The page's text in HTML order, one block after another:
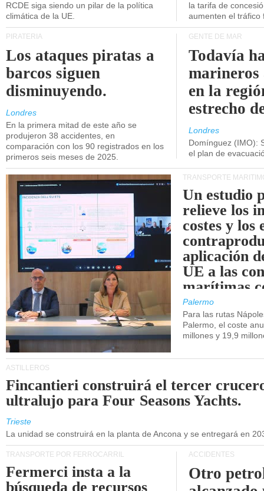
RCDE siga siendo un pilar de la política
climática de la UE.
la tarifa de
aumenten el tráfico
PIRATERÍA
Los ataques piratas a
barcos siguen
disminuyendo.
Londres
En la primera mitad de este año se
produjeron 38 accidentes, en
comparación con los 90 registrados en los
primeros seis meses de 2025.
GENTE DE MAR
Todavía
marineros
en la
estrecho
Londres
Domínguez (IMO):
el plan de
TRANSPORTE
Un estudio
relieve los
costes y los
aplicación
UE a las
marítimas
de Sicilia.
Palermo
Para las rutas
Palermo, el coste
millones y 19,9
ASTILLEROS
Fincantieri construirá el tercer
ultralujo para Four Seasons Yachts.
Trieste
La unidad se construirá en la planta de Ancona y se entregará en
TRANSPORTE POR FERROCARRIL
Fermerci insta a la
búsqueda de recursos
ACCIDENTES
Otro